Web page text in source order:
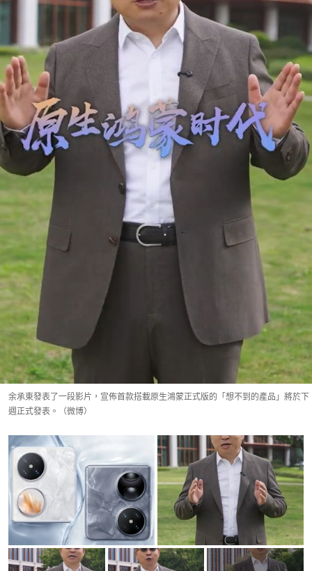
余承東發表了一段影片，宣佈首款搭載原生鴻蒙正式版的「想不到的產品」將於下
週正式發表。（微博）